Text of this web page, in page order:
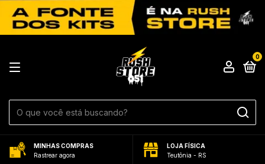
0
MINHAS COMPRAS
Rastrear agora
LOJA FÍSICA
Teutônia - RS